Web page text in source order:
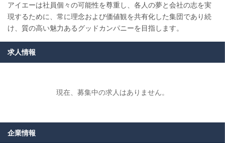
アイエーは社員個々の可能性を尊重し、各人の夢と会社の志を実
現するために、常に理念および価値観を共有化した集団であり続
け、質の高い魅力あるグッドカンパニーを目指します。
求人情報
現在、募集中の求人はありません。
企業情報